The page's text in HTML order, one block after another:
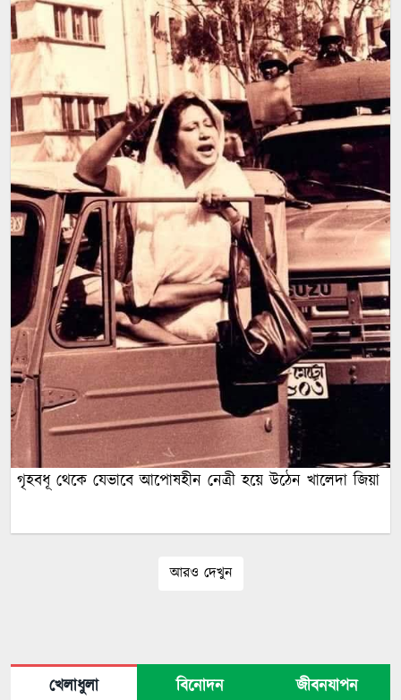
গৃহবধূ থেকে যেভাবে আপোষহীন নেত্রী হয়ে উঠেন খালেদা জিয়া
আরও দেখুন
খেলাধুলা বিনোদন
জীবনযাপন